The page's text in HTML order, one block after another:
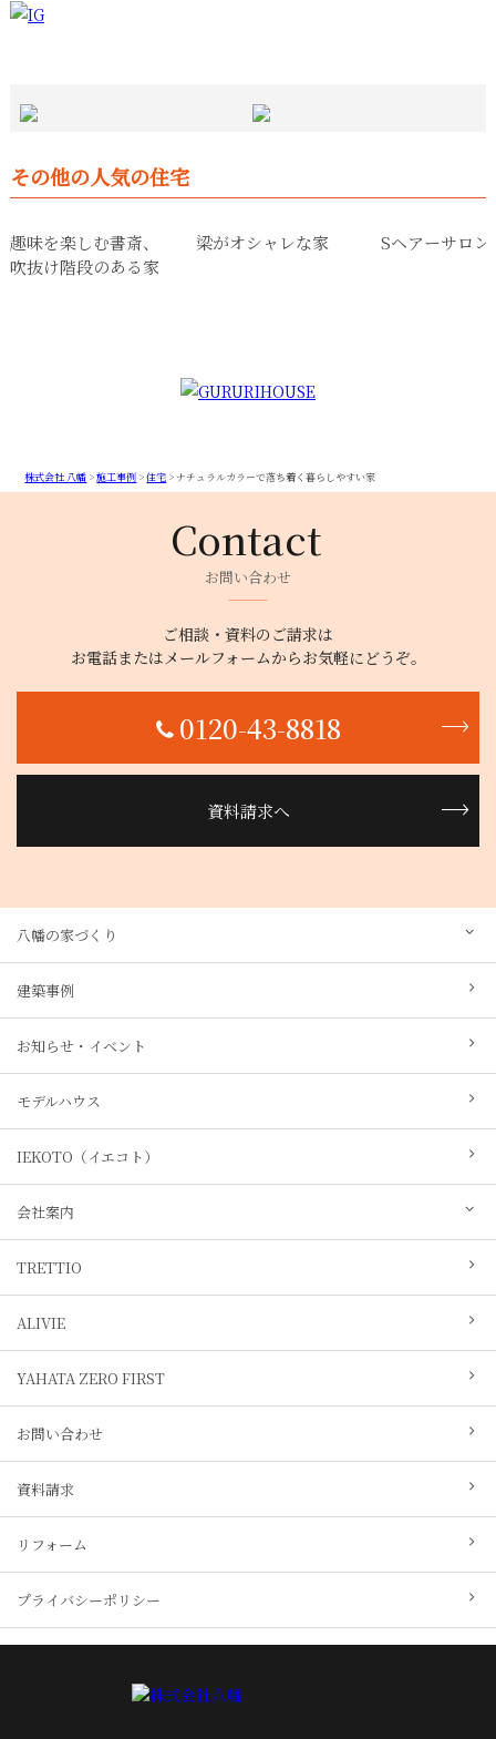
その他の人気の住宅
趣味を楽しむ書斎、
吹抜け階段のある家
梁がオシャレな家 Sヘアーサロン
株式会社 八幡 >施工事例 >住宅 > ナチュラルカラーで落ち着く暮らしやすい家
お問い合わせ
ご相談・資料のご請求は
お電話またはメールフォームからお気軽にどうぞ。
0120-43-8818
資料請求へ
八幡の家づくり
建築事例
お知らせ・イベント
モデルハウス
IEKOTO（イエコト）
会社案内
TRETTIO
ALIVIE
YAHATA ZERO FIRST
お問い合わせ
資料請求
リフォーム
プライバシーポリシー